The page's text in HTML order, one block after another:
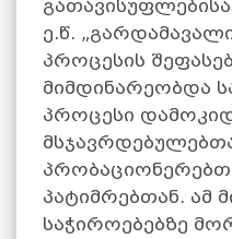
ე.წ. „გარდამავალი
პროცესის
მიმდინარეობდა
პროცესი
პატიმრებთან. ამ
საჭიროებებზე